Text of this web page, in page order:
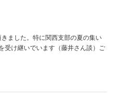
ました。特に関西支部の夏の集い
受け継いでいます（藤井さん談）ご